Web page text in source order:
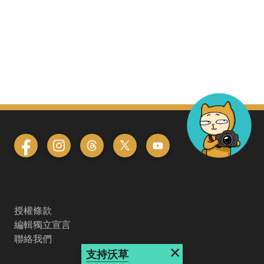
授權條款
編輯獨立宣言
聯絡我們
支持沃草 ×